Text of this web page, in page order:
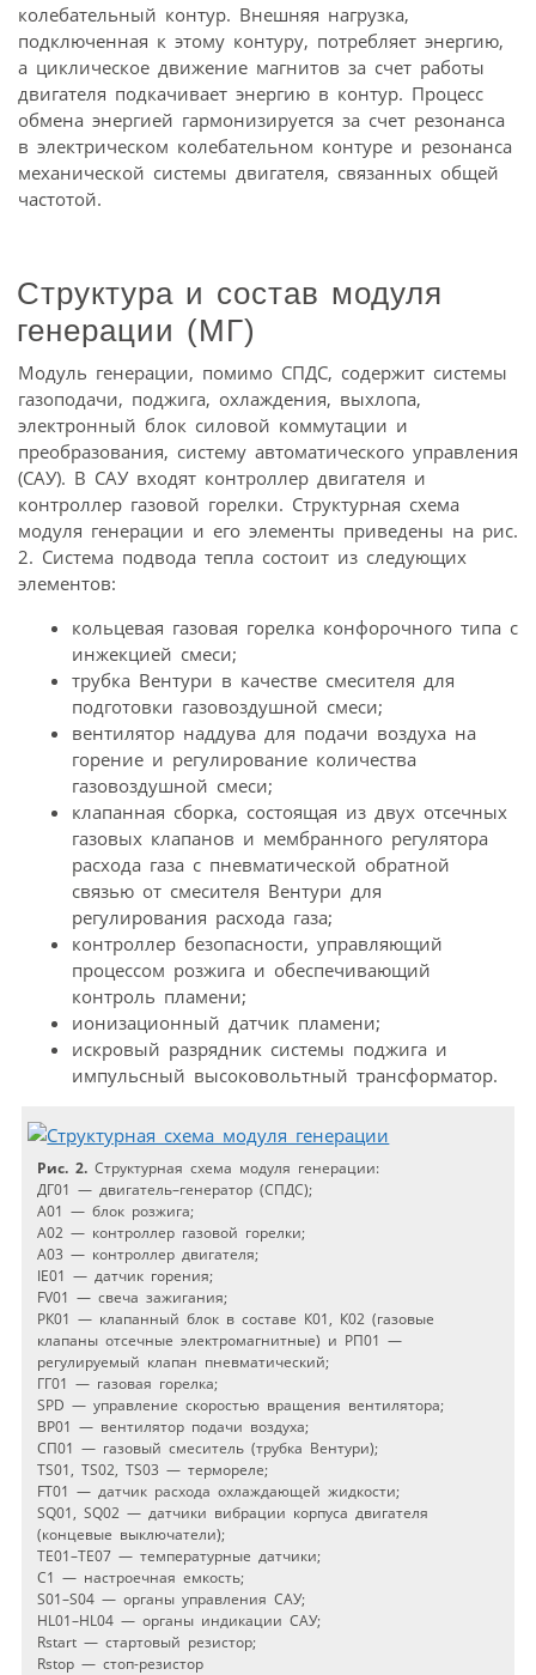
колебательный контур. Внешняя нагрузка,
подключенная к этому контуру, потребляет энергию,
а циклическое движение магнитов за счет работы
двигателя подкачивает энергию в контур. Процесс
обмена энергией гармонизируется за счет резонанса
в электрическом колебательном контуре и резонанса
механической системы двигателя, связанных общей
частотой.
Структура и состав модуля
генерации (МГ)
Модуль генерации, помимо СПДС, содержит системы
газоподачи, поджига, охлаждения, выхлопа,
электронный блок силовой коммутации и
преобразования, систему автоматического управления
(САУ). В САУ входят контроллер двигателя и
контроллер газовой горелки. Структурная схема
модуля генерации и его элементы приведены на рис.
2. Система подвода тепла состоит из следующих
элементов:
кольцевая газовая горелка конфорочного типа с
инжекцией смеси;
трубка Вентури в качестве смесителя для
подготовки газовоздушной смеси;
вентилятор наддува для подачи воздуха на
горение и регулирование количества
газовоздушной смеси;
клапанная сборка, состоящая из двух отсечных
газовых клапанов и мембранного регулятора
расхода газа с пневматической обратной
связью от смесителя Вентури для
регулирования расхода газа;
контроллер безопасности, управляющий
процессом розжига и обеспечивающий
контроль пламени;
ионизационный датчик пламени;
искровый разрядник системы поджига и
импульсный высоковольтный трансформатор.
Рис. 2. Структурная схема модуля генерации:
ДГ01 — двигатель–генератор (СПДС);
А01 — блок розжига;
А02 — контроллер газовой горелки;
А03 — контроллер двигателя;
IE01 — датчик горения;
FV01 — свеча зажигания;
РК01 — клапанный блок в составе К01, К02 (газовые
клапаны отсечные электромагнитные) и РП01 —
регулируемый клапан пневматический;
ГГ01 — газовая горелка;
SPD — управление скоростью вращения вентилятора;
ВР01 — вентилятор подачи воздуха;
СП01 — газовый смеситель (трубка Вентури);
TS01, TS02, TS03 — термореле;
FT01 — датчик расхода охлаждающей жидкости;
SQ01, SQ02 — датчики вибрации корпуса двигателя
(концевые выключатели);
ТЕ01–ТЕ07 — температурные датчики;
С1 — настроечная емкость;
S01–S04 — органы управления САУ;
HL01–HL04 — органы индикации САУ;
Rstart — стартовый резистор;
Rstop — стоп-резистор